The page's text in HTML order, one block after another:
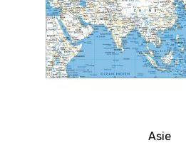
Asie